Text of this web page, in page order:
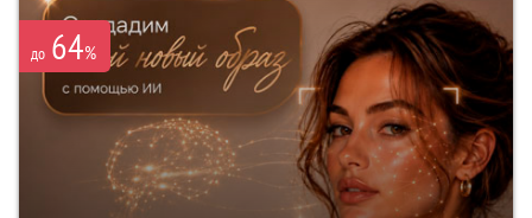
до 64%